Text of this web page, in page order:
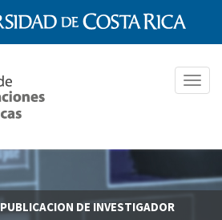
PUBLICACION DE INVESTIGADOR